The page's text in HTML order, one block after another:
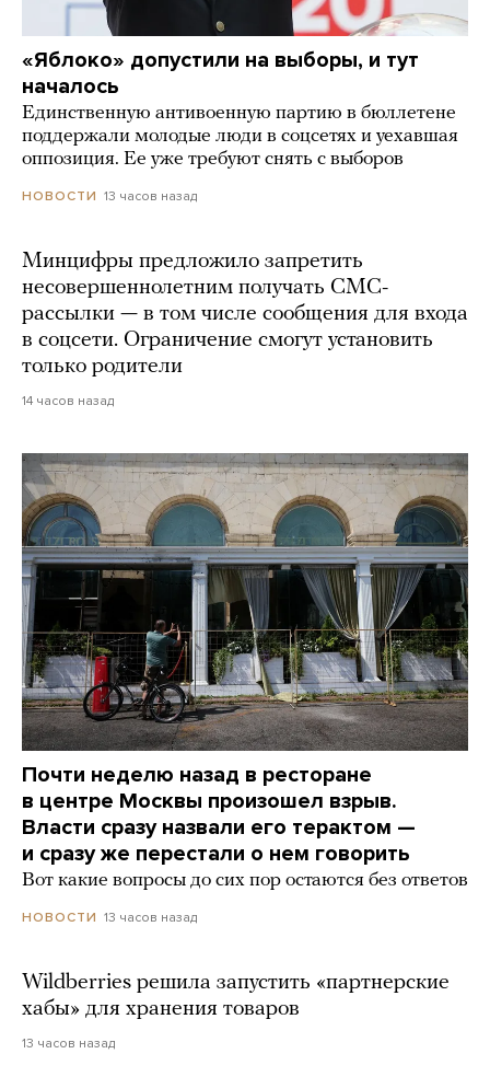
«Яблоко» допустили на выборы, и тут
началось
Единственную антивоенную партию в бюллетене
поддержали молодые люди в соцсетях и уехавшая
оппозиция. Ее уже требуют снять с выборов
НОВОСТИ 13 часов назад
Минцифры предложило запретить
несовершеннолетним получать СМС-
рассылки — в том числе сообщения для входа
в соцсети. Ограничение смогут установить
только родители
14 часов назад
Почти неделю назад в ресторане
в центре Москвы произошел взрыв.
Власти сразу назвали его терактом —
и сразу же перестали о нем говорить
Вот какие вопросы до сих пор остаются без ответов
НОВОСТИ 13 часов назад
Wildberries решила запустить «партнерские
хабы» для хранения товаров
13 часов назад